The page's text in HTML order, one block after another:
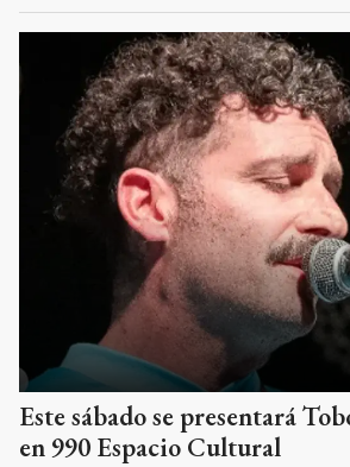
Este sábado se presentará
en 990 Espacio Cultural